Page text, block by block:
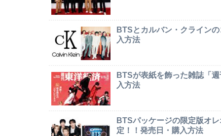
BTSとカルバン・クライン
入方法
BTSが表紙を飾った雑誌「
入方法
BTSパッケージの限定版オ
定！！発売日・購入方法